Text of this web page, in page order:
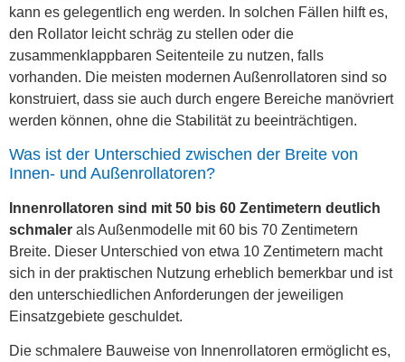
kann es gelegentlich eng werden. In solchen Fällen hilft es,
den Rollator leicht schräg zu stellen oder die
zusammenklappbaren Seitenteile zu nutzen, falls
vorhanden. Die meisten modernen Außenrollatoren sind so
konstruiert, dass sie auch durch engere Bereiche manövriert
werden können, ohne die Stabilität zu beeinträchtigen.
Was ist der Unterschied zwischen der Breite von
Innen- und Außenrollatoren?
Innenrollatoren sind mit 50 bis 60 Zentimetern deutlich
schmaler als Außenmodelle mit 60 bis 70 Zentimetern
Breite. Dieser Unterschied von etwa 10 Zentimetern macht
sich in der praktischen Nutzung erheblich bemerkbar und ist
den unterschiedlichen Anforderungen der jeweiligen
Einsatzgebiete geschuldet.
Die schmalere Bauweise von Innenrollatoren ermöglicht es,